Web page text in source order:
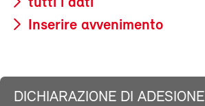
Inserire avvenimento
DICHIARAZIONE DI ADESIONE